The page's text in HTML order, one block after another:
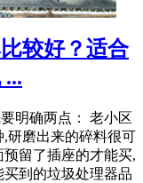
较好？适合
明确两点： 老小区
研磨出来的碎料很可
留了插座的才能买,
到的垃圾处理器品